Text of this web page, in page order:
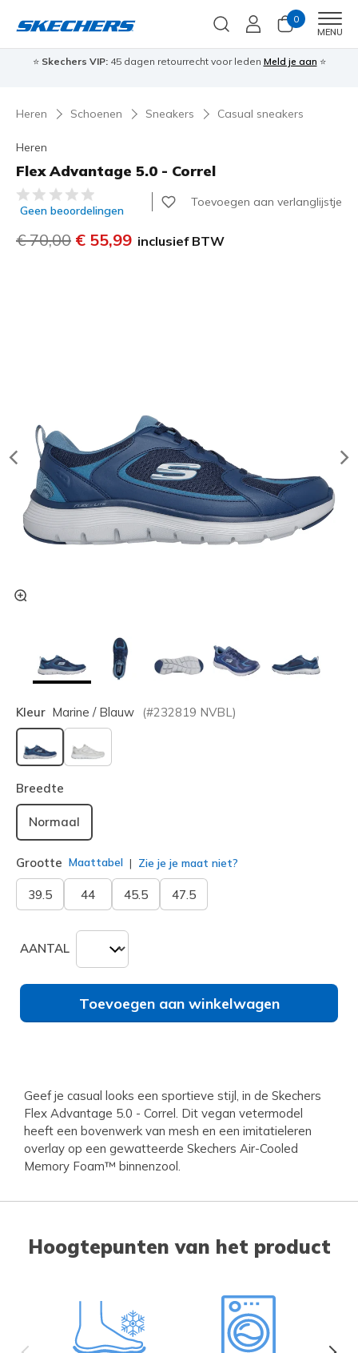
0
MENU
⭐ Skechers VIP:45 dagen retourrecht voor leden Meld je aan ⭐
Heren Schoenen Sneakers Casual sneakers
Heren
Flex Advantage 5.0 - Correl
4,4 van de 5 klantbeoordelingen
Geen beoordelingen
Toevoegen aan verlanglijstje
Prijs verlaagd van
€ 70,00 naar
€ 55,99 inclusief BTW
Kleur Marine / Blauw (#232819 NVBL )
geselecteerd
Breedte
Normaal
Grootte Maattabel Zie je je maat niet?
39.5 44 45.5 47.5
AANTAL
Toevoegen aan winkelwagen
Geef je casual looks een sportieve stijl, in de Skechers
Flex Advantage 5.0 - Correl. Dit vegan vetermodel
heeft een bovenwerk van mesh en een imitatieleren
overlay op een gewatteerde Skechers Air-Cooled
Memory Foam™ binnenzool.
Hoogtepunten van het product